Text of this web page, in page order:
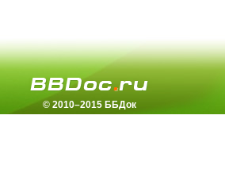
© 2010–2015 ББДок